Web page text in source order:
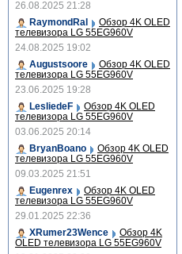
26.08.2025 21:28
RaymondRal
Обзор 4K OLED
телевизора LG 55EG960V
24.08.2025 19:02
Augustsoore
Обзор 4K OLED
телевизора LG 55EG960V
23.06.2025 19:28
LesliedeF
Обзор 4K OLED
телевизора LG 55EG960V
03.06.2025 20:14
BryanBoano
Обзор 4K OLED
телевизора LG 55EG960V
09.03.2025 21:51
Eugenrex
Обзор 4K OLED
телевизора LG 55EG960V
29.01.2025 22:36
XRumer23Wence
Обзор 4K
OLED телевизора LG 55EG960V